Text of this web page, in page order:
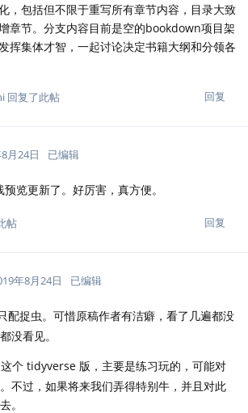
，包括但不限于重写所有章节内容，目录大致
章节。分支内容目前是空的bookdown项目架
挥集体才智，一起讨论决定书籍大纲和分领各
回复
回复了此帖
月24日 已编辑
预览更新了。好厉害，真方便。
回复
帖
年8月24日 已编辑
配捉虫。可惜原稿作者有洁癖，看了几遍都没
没看见。
个 tidyverse 版，主要是练习玩的，可能对
不过，如果将来我们弄得特别牛，并且对此
。